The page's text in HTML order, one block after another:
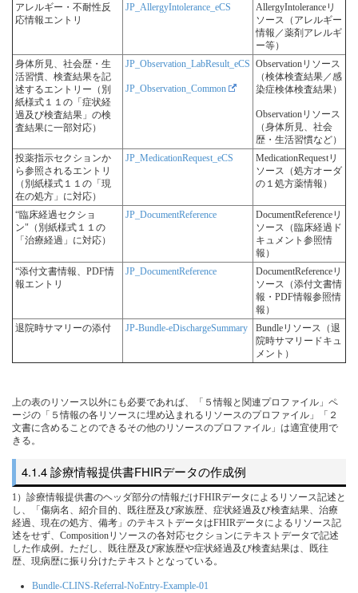
アレルギー・不耐性反
応情報エントリ
JP_AllergyIntolerance_eCS
AllergyIntoleranceリ
ソース（アレルギー
情報／薬剤アレルギ
ー等）
身体所見、社会歴・生
活習慣、検査結果を記
述するエントリー（別
紙様式１１の「症状経
過及び検査結果」の検
査結果に一部対応）
JP_Observation_LabResult_eCS
JP_Observation_Common
Observationリソース
（検体検査結果／感
染症検体検査結果）
Observationリソース
（身体所見、社会
歴・生活習慣など）
投薬指示セクションか
ら参照されるエントリ
（別紙様式１１の「現
在の処方」に対応）
JP_MedicationRequest_eCS
MedicationRequestリ
ソース（処方オーダ
の１処方薬情報）
“臨床経過セクショ
ン"（別紙様式１１の
「治療経過」に対応）
JP_DocumentReference
DocumentReferenceリ
ソース（臨床経過ド
キュメント参照情
報）
“添付文書情報、PDF情
報エントリ
JP_DocumentReference
DocumentReferenceリ
ソース（添付文書情
報・PDF情報参照情
報）
退院時サマリーの添付
JP-Bundle-eDischargeSummary
Bundleリソース（退
院時サマリードキュ
メント）
上の表のリソース以外にも必要であれば、「５情報と関連プロファイル」ペ
ージの「５情報の各リソースに埋め込まれるリソースのプロファイル」「２
文書に含めることのできるその他のリソースのプロファイル」は適宜使用で
きる。
診療情報提供書FHIRデータの作成例
1）診療情報提供書のヘッダ部分の情報だけFHIRデータによるリソース記述と
し、「傷病名、紹介目的、既往歴及び家族歴、症状経過及び検査結果、治療
経過、現在の処方、備考」のテキストデータはFHIRデータによるリソース記
述をせず、Compositionリソースの各対応セクションにテキストデータで記述
した作成例。ただし、既往歴及び家族歴や症状経過及び検査結果は、既往
歴、現病歴に振り分けたテキストとなっている。
Bundle-CLINS-Referral-NoEntry-Example-01